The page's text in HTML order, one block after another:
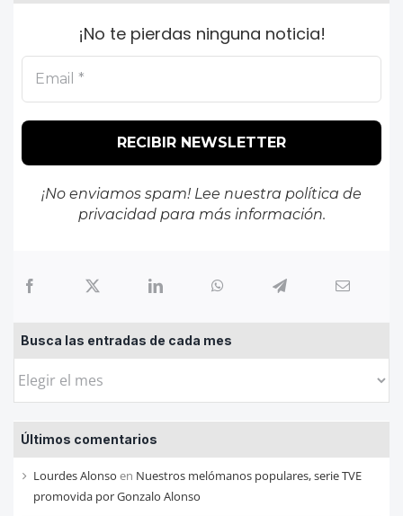
¡No te pierdas ninguna noticia!
¡No enviamos spam! Lee nuestra política de
privacidadpara más información.
Busca las entradas de cada mes
Busca
entradas
de
cada
mes
Últimos comentarios
Lourdes Alonso en Nuestros melómanos populares, serie TVE
promovida por Gonzalo Alonso